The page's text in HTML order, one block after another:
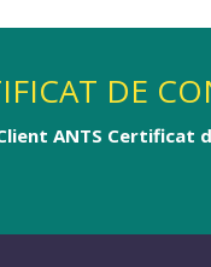
DE
ANTS Certificat